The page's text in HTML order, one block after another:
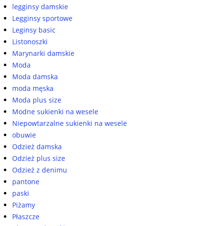
legginsy damskie
Legginsy sportowe
Leginsy basic
Listonoszki
Marynarki damskie
Moda
Moda damska
moda męska
Moda plus size
Modne sukienki na wesele
Niepowtarzalne sukienki na wesele
obuwie
Odzież damska
Odzież plus size
Odzież z denimu
pantone
paski
Piżamy
Płaszcze